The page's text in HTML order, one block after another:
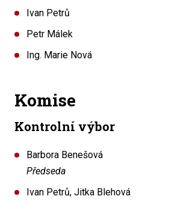
Ivan Petrů
Petr Málek
Ing. Marie Nová
Komise
Kontrolní výbor
Barbora Benešová
Předseda
Ivan Petrů, Jitka Blehová